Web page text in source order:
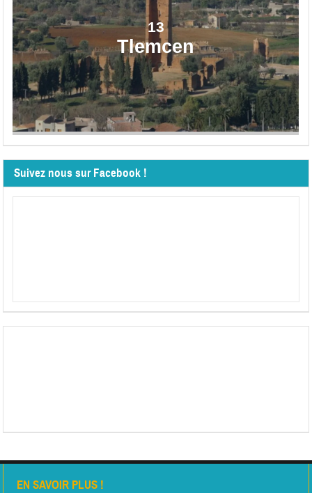
13
Tlemcen
Suivez nous sur Facebook !
EN SAVOIR PLUS !